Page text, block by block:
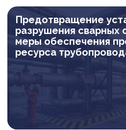
Предотвращение
разрушения сварных
меры обеспечения
ресурса